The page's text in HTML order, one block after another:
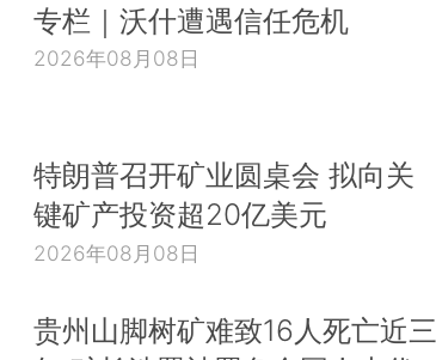
专栏｜沃什遭遇信任危机
2026年08月08日
特朗普召开矿业圆桌会 拟向关
键矿产投资超20亿美元
2026年08月08日
贵州山脚树矿难致16人死亡近三